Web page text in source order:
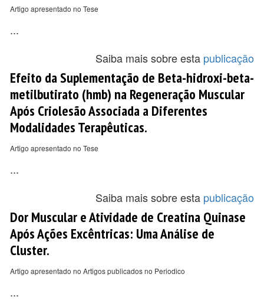
Artigo apresentado no Tese
...
Saiba mais sobre esta publicação
Efeito da Suplementação de Beta-hidroxi-beta-
metilbutirato (hmb) na Regeneração Muscular
Após Criolesão Associada a Diferentes
Modalidades Terapêuticas.
Artigo apresentado no Tese
...
Saiba mais sobre esta publicação
Dor Muscular e Atividade de Creatina Quinase
Após Ações Excêntricas: Uma Análise de
Cluster.
Artigo apresentado no Artigos publicados no Periodico
...